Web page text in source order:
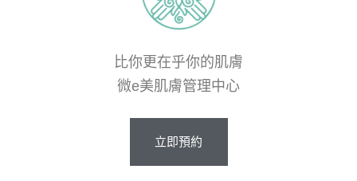
比你更在乎你的肌膚
微e美肌膚管理中心
立即預約